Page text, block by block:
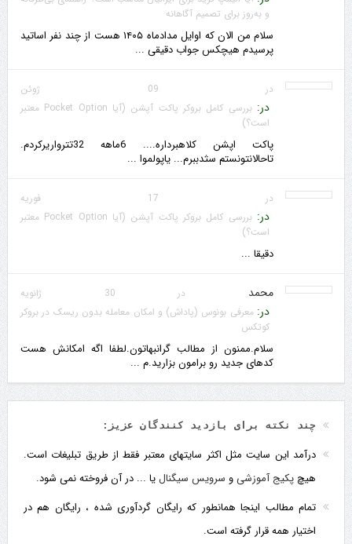
و به‌روز برای تصمیم آگاهانه
سلام من الان که اوایل مدادماه ۱۴۰۵ هست از چند نفر اساتید
پرسیدم هیچکس جواب دقیقی ...
در 09 ژوئن
در:
بررسی کامل بروکر پاکت آپشن (آیا Pocket Option معتبر
است؟)
پاکت اپشن کلاهبرداره.... 6ماهه 32تترواریرکردم.
تاحالانتونستم سثدببرم... یاپولموا ...
در 17 فوریه
در:
بررسی کامل بروکر پاکت آپشن (آیا Pocket Option معتبر
است؟)
دقیقا ...
محمد در 30 ژانویه
در:معرفی بونوس (پاداش) و امکان معامله بدون ریسک در بروکر
کوتکس
سلام.ممنون از مطالب گرانبهاتون.لطفا اگه امکانش هست
کدهای جدید رو برامون بزارید.م ...
چند نکته برای بازدید کنندگان عزیز:
درآمد این سایت مثل اکثر سایتهای معتبر فقط از طریق تبلیغات است.
هیچ پکیج آموزشیو سرویس سیگنال یا ... در آن فروخته نمی شود.
تمام مطالب اینجا همانطور که رایگان گردآوری شده ، رایگان هم در
اختیار همه قرار گرفته است.